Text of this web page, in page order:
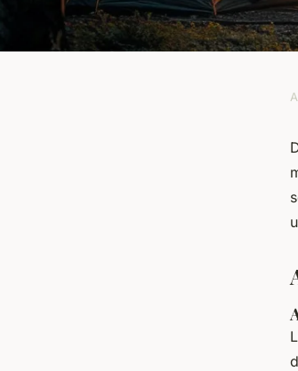
Découvrez la